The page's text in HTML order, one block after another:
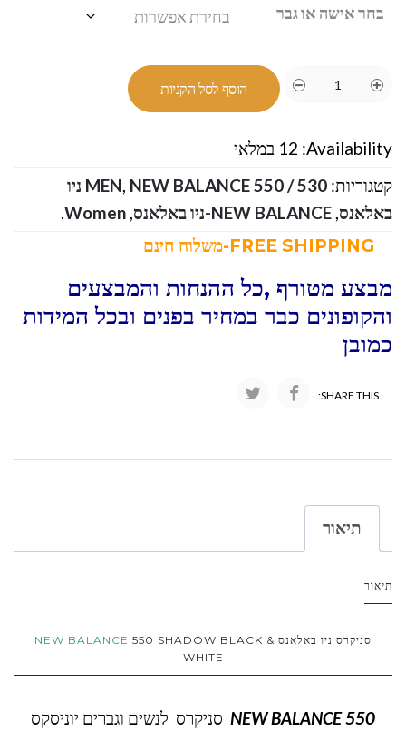
בחר אישה או גבר
הוסף לסל הקניות
Availability: 12 במלאי
קטגוריות:
MEN,
NEW BALANCE 550 / 530 ניו
באלאנס,NEW BALANCE-ניו באלאנס ,
Women
.
מבצע מטורף ,כל ההנחות והמבצעים
והקופונים כבר במחיר בפנים ובכל המידות
כמובן
SHARE THIS:
תיאור
תיאור
סניקרס ניו באלאנס NEW BALANCE 550 SHADOW BLACK &
WHITE
NEW BALANCE 550 סניקרס לנשים וגברים יוניסקס